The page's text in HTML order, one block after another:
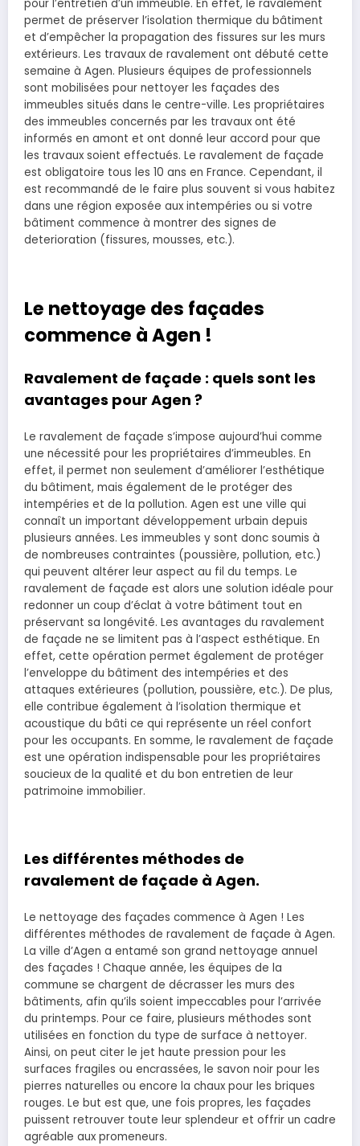
pour l’entretien d’un immeuble. En effet, le ravalement
permet de préserver l’isolation thermique du bâtiment
et d’empêcher la propagation des fissures sur les murs
extérieurs. Les travaux de ravalement ont débuté cette
semaine à Agen. Plusieurs équipes de professionnels
sont mobilisées pour nettoyer les façades des
immeubles situés dans le centre-ville. Les propriétaires
des immeubles concernés par les travaux ont été
informés en amont et ont donné leur accord pour que
les travaux soient effectués. Le ravalement de façade
est obligatoire tous les 10 ans en France. Cependant, il
est recommandé de le faire plus souvent si vous habitez
dans une région exposée aux intempéries ou si votre
bâtiment commence à montrer des signes de
deterioration (fissures, mousses, etc.).
Le nettoyage des façades
commence à Agen !
Ravalement de façade : quels sont les
avantages pour Agen ?
Le ravalement de façade s’impose aujourd’hui comme
une nécessité pour les propriétaires d’immeubles. En
effet, il permet non seulement d’améliorer l’esthétique
du bâtiment, mais également de le protéger des
intempéries et de la pollution. Agen est une ville qui
connaît un important développement urbain depuis
plusieurs années. Les immeubles y sont donc soumis à
de nombreuses contraintes (poussière, pollution, etc.)
qui peuvent altérer leur aspect au fil du temps. Le
ravalement de façade est alors une solution idéale pour
redonner un coup d’éclat à votre bâtiment tout en
préservant sa longévité. Les avantages du ravalement
de façade ne se limitent pas à l’aspect esthétique. En
effet, cette opération permet également de protéger
l’enveloppe du bâtiment des intempéries et des
attaques extérieures (pollution, poussière, etc.). De plus,
elle contribue également à l’isolation thermique et
acoustique du bâti ce qui représente un réel confort
pour les occupants. En somme, le ravalement de façade
est une opération indispensable pour les propriétaires
soucieux de la qualité et du bon entretien de leur
patrimoine immobilier.
Les différentes méthodes de
ravalement de façade à Agen.
Le nettoyage des façades commence à Agen ! Les
différentes méthodes de ravalement de façade à Agen.
La ville d’Agen a entamé son grand nettoyage annuel
des façades ! Chaque année, les équipes de la
commune se chargent de décrasser les murs des
bâtiments, afin qu’ils soient impeccables pour l’arrivée
du printemps. Pour ce faire, plusieurs méthodes sont
utilisées en fonction du type de surface à nettoyer.
Ainsi, on peut citer le jet haute pression pour les
surfaces fragiles ou encrassées, le savon noir pour les
pierres naturelles ou encore la chaux pour les briques
rouges. Le but est que, une fois propres, les façades
puissent retrouver toute leur splendeur et offrir un cadre
agréable aux promeneurs.